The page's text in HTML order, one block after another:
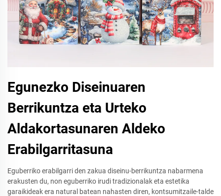
Egunezko Diseinuaren
Berrikuntza eta Urteko
Aldakortasunaren Aldeko
Erabilgarritasuna
Eguberriko erabilgarri den zakua diseinu-berrikuntza nabarmena
erakusten du, non eguberriko irudi tradizionalak eta estetika
garaikideak era natural batean nahasten diren, kontsumitzaile-talde